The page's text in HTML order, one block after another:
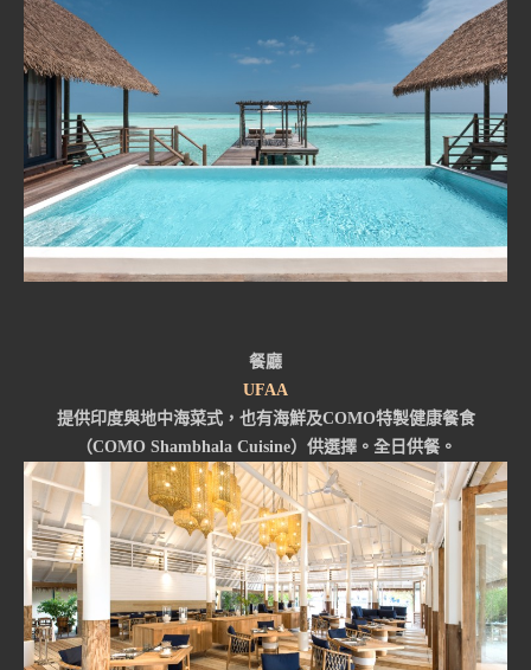
餐廳
UFAA
提供印度與地中海菜式，也有海鮮及COMO特製健康餐食
（COMO Shambhala Cuisine）供選擇。全日供餐。